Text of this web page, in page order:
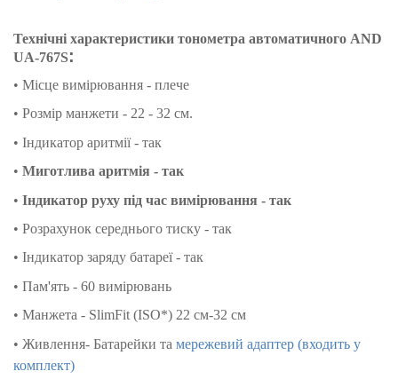
Технічні характеристики тонометра автоматичного AND
UA-767S:
• Місце вимірювання - плече
• Розмір манжети - 22 - 32 см.
• Індикатор аритмії - так
• Миготлива аритмія - так
• Індикатор руху під час вимірювання - так
• Розрахунок середнього тиску - так
• Індикатор заряду батареї - так
• Пам'ять - 60 вимірювань
• Манжета - SlimFit (ISO*) 22 см-32 см
• Живлення- Батарейки та мережевий адаптер (входить у
комплект)